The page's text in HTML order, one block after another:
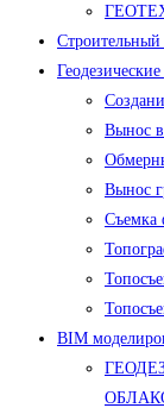
Строительный
Вынос в
Вынос
Съемка
BIM